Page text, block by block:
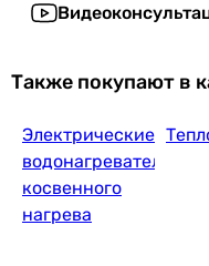
Также покупают в
Электрические
водонагреватели
косвенного
нагрева